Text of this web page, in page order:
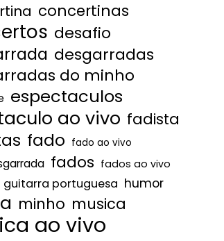
concertinas
desafio
desgarradas
do minho
espectaculos
ao vivo fadista
fado fado ao vivo
fados fados ao vivo
guitarra portuguesa humor
minho musica
ao vivo